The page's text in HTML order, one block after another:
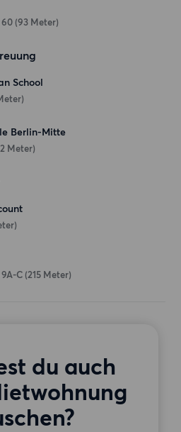
60 (93 Meter)
School
Berlin-Mitte
Meter)
C (215 Meter)
du auch